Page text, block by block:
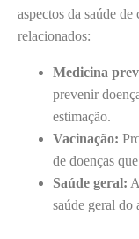
aspectos da saúde
relacionados:
Medicina
prevenir
estimação.
Vacinação:
de doenças
Saúde geral:
saúde geral